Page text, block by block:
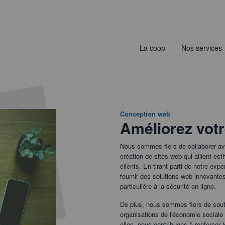
La coop Nos services
Conception web
Améliorez
Nous sommes fiers de collaborer
création de sites web qui allient
clients. En tirant parti de notre
fournir des solutions web
particulière à la sécurité en ligne.
De plus, nous sommes fiers de
organisations de l'économie